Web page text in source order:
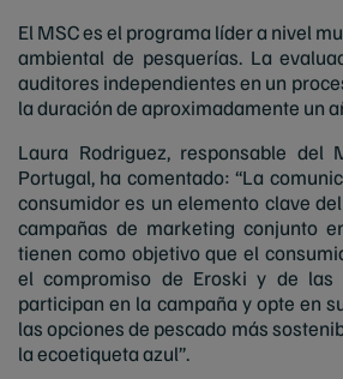
El MSC es el programa líder a nivel
ambiental de pesquerías. La
auditores independientes en un
la duración de aproximadamente un
Laura Rodriguez, responsable del
Portugal, ha comentado: “La
consumidor es un elemento clave
campañas de marketing conjunto
tienen como objetivo que el
el compromiso de Eroski y de las
participan en la campaña y opte en
las opciones de pescado más
la ecoetiqueta azul”.